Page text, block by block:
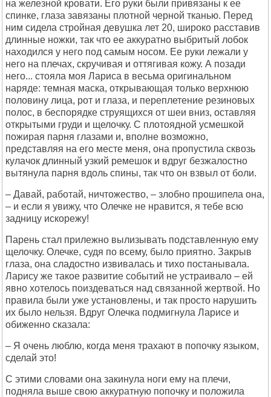
на железной кровати. Его руки были привязаны к ее
спинке, глаза завязаны плотной черной тканью. Перед
ним сидела стройная девушка лет 20, широко расставив
длинные ножки, так что ее аккуратно выбритый лобок
находился у него под самым носом. Ее руки лежали у
него на плечах, скручивая и оттягивая кожу. А позади
него... стояла моя Лариса в весьма оригинальном
наряде: темная маска, открывающая только верхнюю
половину лица, рот и глаза, и переплетение резиновых
полос, в беспорядке струящихся от шеи вниз, оставляя
открытыми груди и щелочку. С плотоядной усмешкой
пожирая парня глазами и, вполне возможно,
представляя на его месте меня, она пропустила сквозь
кулачок длинный узкий ремешок и вдруг безжалостно
вытянула парня вдоль спины, так что он взвыл от боли.
– Давай, работай, ничтожество, – злобно прошипела она,
– и если я увижу, что Олечке не нравится, я тебе всю
задницу искорежу!
Парень стал прилежно вылизывать подставленную ему
щелочку. Олечке, судя по всему, было приятно. Закрыв
глаза, она сладостно извивалась и тихо постанывала.
Ларису же такое развитие событий не устраивало – ей
явно хотелось поиздеваться над связанной жертвой. Но
правила были уже установлены, и так просто нарушить
их было нельзя. Вдруг Олечка подмигнула Ларисе и
обиженно сказала:
– Я очень люблю, когда меня трахают в попочку языком,
сделай это!
С этими словами она закинула ноги ему на плечи,
подняла выше свою аккуратную попочку и положила